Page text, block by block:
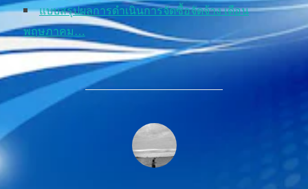
แบบสรุปผลการดำเนินการจัดซื้อจัดจ้าง เดือน
พฤษภาคม…
POST AUTHOR